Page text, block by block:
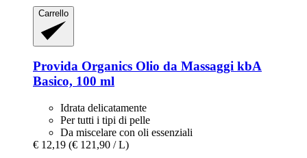
Carrello
Provida Organics Olio da Massaggi kbA
Basico, 100 ml
Idrata delicatamente
Per tutti i tipi di pelle
Da miscelare con oli essenziali
€ 12,19 (€ 121,90 / L)